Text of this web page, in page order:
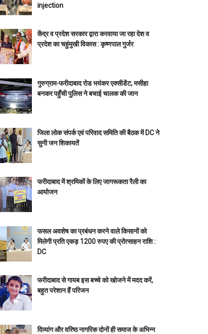
injection
केंद्र व प्रदेश सरकार द्वारा करवाया जा रहा देश व
प्रदेश का चहुंमुखी विकास : कृष्णपाल गुर्जर
गुरुग्राम-फरीदाबाद रोड भयंकर एक्सीडेंट, मसीहा
बनकर पहुँची पुलिस ने बचाई चालक की जान
जिला लोक संपर्क एवं परिवाद समिति की बैठक में DC ने
सुनी जन शिकायतें
फरीदाबाद में श्रमिकों के लिए जागरूकता रैली का
आयोजन
फसल अवशेष का प्रबंधन करने वाले किसानों को
मिलेगी प्रति एकड़ 1200 रुपए की प्रोत्साहन राशि :
DC
फरीदाबाद से गायब इस बच्चे को खोजने में मदद करें,
बहुत परेशान हैं परिजन
दिव्यांग और वरिष्ठ नागरिक दोनों ही समाज के अभिन्न